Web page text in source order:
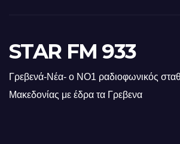
STAR FM 933
Γρεβενά-Νέα- ο ΝΟ1 ραδιοφωνικός
Μακεδονίας με έδρα τα Γρεβενα